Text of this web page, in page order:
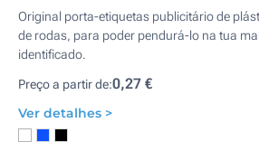
Original porta-etiquetas publicitário de
de rodas, para poder pendurá-lo na tua
identificado.
Preço a partir de:0,27 €
Ver detalhes >